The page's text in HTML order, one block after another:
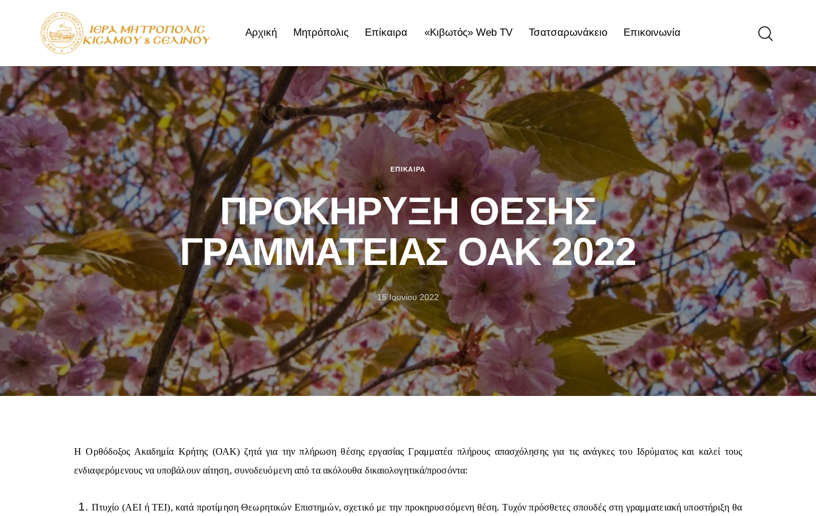
Αρχική Μητρόπολις Επίκαιρα «Κιβωτός» Web TV Τσατσαρωνάκειο Επικοινωνία
Αρχική Μητρόπολις Επίκαιρα «Κιβωτός» Web TV Τσατσαρωνάκειο Επικοινωνία
ΕΠΊΚΑΙΡΑ
ΠΡΟΚΗΡΥΞΗ ΘΕΣΗΣ
ΓΡΑΜΜΑΤΕΙΑΣ ΟΑΚ 2022
15 Ιουνίου 2022
Η Ορθόδοξος Ακαδημία Κρήτης (ΟΑΚ) ζητά για την πλήρωση θέσης εργασίας Γραμματέα πλήρους απασχόλησης για τις ανάγκες του Ιδρύματος και καλεί τους
ενδιαφερόμενους να υποβάλουν αίτηση, συνοδευόμενη από τα ακόλουθα δικαιολογητικά/προσόντα:
Πτυχίο (ΑΕΙ ή ΤΕΙ), κατά προτίμηση Θεωρητικών Επιστημών, σχετικό με την προκηρυσσόμενη θέση. Τυχόν πρόσθετες σπουδές στη γραμματειακή υποστήριξη θα